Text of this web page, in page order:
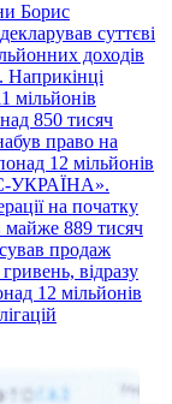
Борис
суттєві
доходів
Наприкінці
мільйонів
850 тисяч
право на
12 мільйонів
УКРАЇНА».
на початку
майже 889 тисяч
продаж
відразу
12 мільйонів